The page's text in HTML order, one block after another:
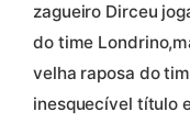
zagueiro Dirceu
do time
velha raposa do
inesquecível título